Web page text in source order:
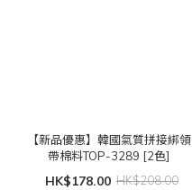
【新品優惠】韓國氣質拼接綁領
帶棉料TOP-3289 [2色]
HK$178.00 HK$208.00